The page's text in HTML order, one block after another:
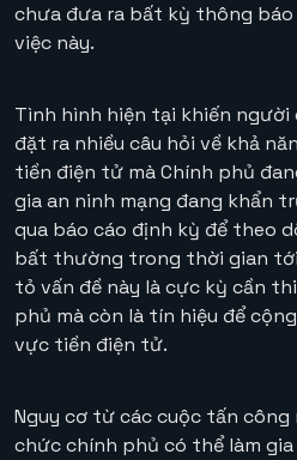
chưa đưa ra bất kỳ thông
việc này.
Tình hình hiện tại khiến người
đặt ra nhiều câu hỏi về khả
tiền điện tử mà Chính phủ
gia an ninh mạng đang khẩn
qua báo cáo định kỳ để theo
bất thường trong thời gian
tỏ vấn đề này là cực kỳ cần
phủ mà còn là tín hiệu để
vực tiền điện tử.
Nguy cơ từ các cuộc tấn công
chức chính phủ có thể làm